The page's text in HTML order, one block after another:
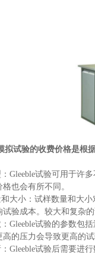
拟试验的收费价格是根
Gleeble试验可用于许
格也会有所不同。
大小：试样数量和大
试验成本。较大和复杂
Gleeble试验的参数包
的压力会导致更高的试
Gleeble试验后需要进